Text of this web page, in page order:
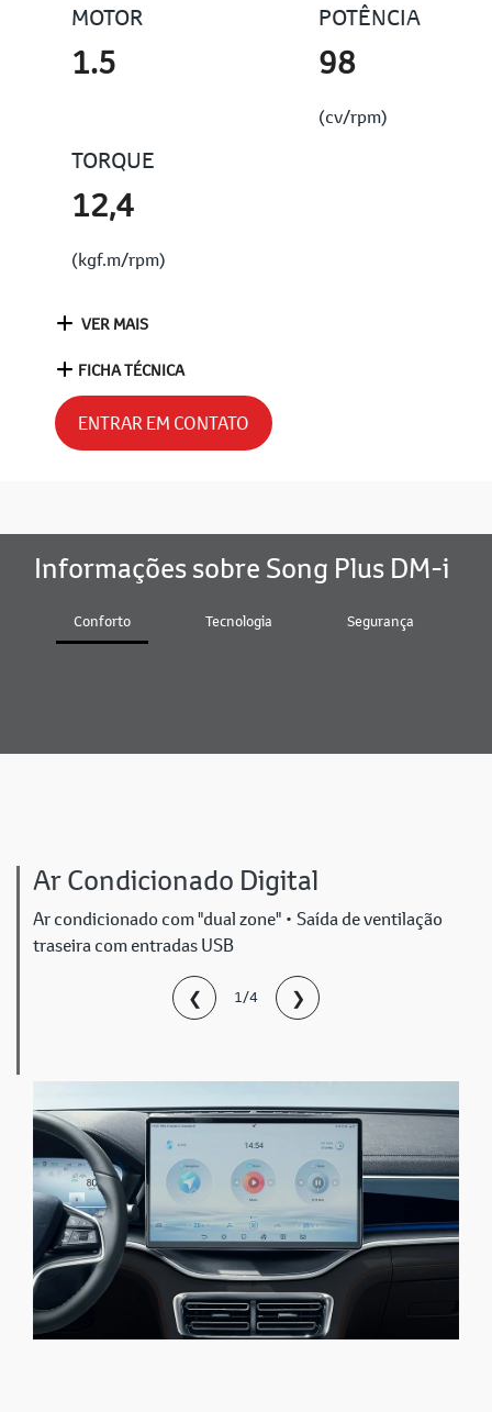
MOTOR
1.5
POTÊNCIA
98
(cv/rpm)
TORQUE
12,4
(kgf.m/rpm)
VER MAIS
FICHA TÉCNICA
ENTRAR EM CONTATO
Informações sobre Song Plus DM-i
Conforto Tecnologia Segurança
Ar Condicionado Digital
Ar condicionado com "dual zone" • Saída de ventilação
traseira com entradas USB
❮ 1/4 ❯